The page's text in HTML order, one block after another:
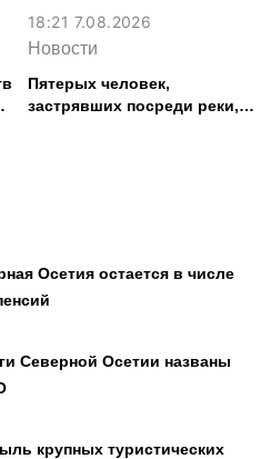
Осетия остается в числе
Северной Осетии названы
крупных туристических
18:21 7.08.2026
Новости
Пятерых человек,
застрявших посреди реки,